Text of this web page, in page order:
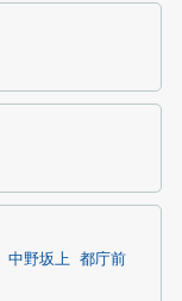
中野坂上 都庁前